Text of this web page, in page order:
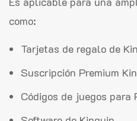
como:
Tarjetas de regalo de
Suscripción Premium
Códigos de juegos para